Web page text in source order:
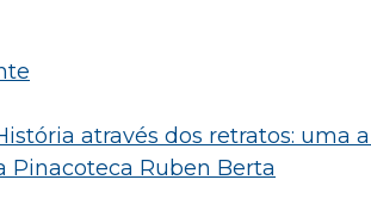
através dos retratos: uma
Pinacoteca Ruben Berta